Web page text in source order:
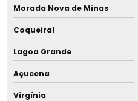
Morada Nova de Minas
Coqueiral
Lagoa Grande
Açucena
Virgínia